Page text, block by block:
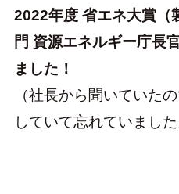
2022年度 省エネ大賞（
門 資源エネルギー庁長
ました！
（社長から聞いていた
していて忘れていました